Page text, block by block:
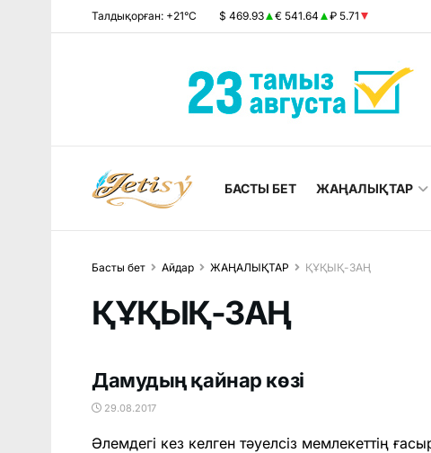
Талдықорған: +21°C $ 469.93 € 541.64 ₽ 5.71
БАСТЫ БЕТ ЖАҢАЛЫҚТАР
Басты бет Айдар ЖАҢАЛЫҚТАР ҚҰҚЫҚ-ЗАҢ
ҚҰҚЫҚ-ЗАҢ
Дамудың қайнар көзі
29.08.2017
Әлемдегі кез келген тәуелсіз мемлекеттің